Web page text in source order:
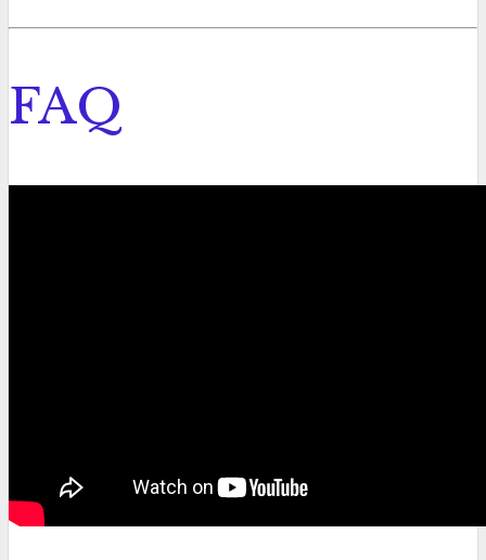
FAQ